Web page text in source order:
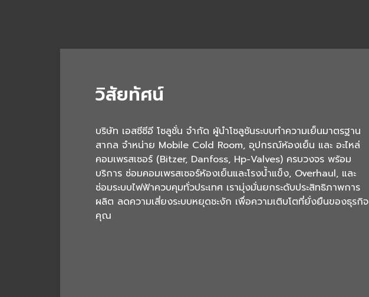
วิสัยทัศน์
บริษัท เอสซีซีอี โซลูชั่น จำกัด ผู้นำโซลูชันระบบทำความเย็นมาตรฐาน
สากล จำหน่าย Mobile Cold Room, อุปกรณ์ห้องเย็น และ อะไหล่
คอมเพรสเซอร์ (Bitzer, Danfoss, Hp-Valves) ครบวงจร พร้อม
บริการ ซ่อมคอมเพรสเซอร์ห้องเย็นและโรงน้ำแข็ง, Overhaul, และ
ซ่อมระบบไฟฟ้าควบคุมทั่วประเทศ เรามุ่งมั่นยกระดับประสิทธิภาพการ
ผลิต ลดความเสี่ยงระบบหยุดชะงัก เพื่อความเติบโตที่ยั่งยืนของธุรกิจ
คุณ